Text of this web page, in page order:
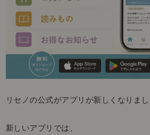
リセノの公式がアプリが新しくなりまし
新しいアプリでは、